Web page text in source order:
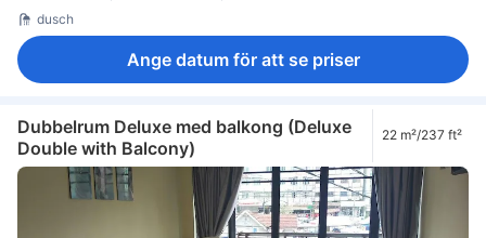
dusch
Ange datum för att se priser
Dubbelrum Deluxe med balkong (Deluxe
Double with Balcony)
22 m²/237 ft²